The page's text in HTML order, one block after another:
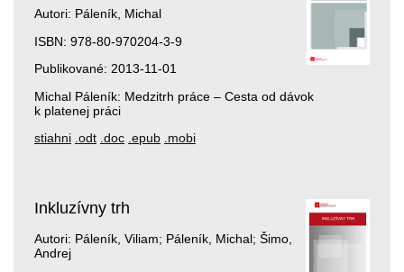
Autori: Páleník, Michal
ISBN: 978-80-970204-3-9
Publikované: 2013-11-01
Michal Páleník: Medzitrh práce – Cesta od dávok
k platenej práci
stiahni .odt .doc .epub .mobi
Inkluzívny trh
Autori: Páleník, Viliam; Páleník, Michal; Šimo,
Andrej